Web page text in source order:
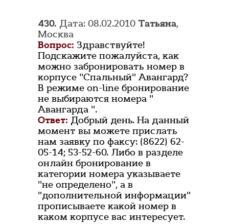
430. Дата: 08.02.2010 Татьяна,
Москва
Вопрос: Здравствуйте!
Подскажите пожалуйста, как
можно забронировать номер в
корпусе "Спальный" Авангард?
В режиме on-line бронирование
не выбираются номера "
Авангарда ".
Ответ: Добрый день. На данный
момент вы можете прислать
нам заявку по факсу: (8622) 62-
05-14; 53-52-60. Либо в разделе
онлайн бронирование в
категории номера указываете
"не определено", а в
"дополнительной информации"
прописываете какой номер в
каком корпусе вас интересует.